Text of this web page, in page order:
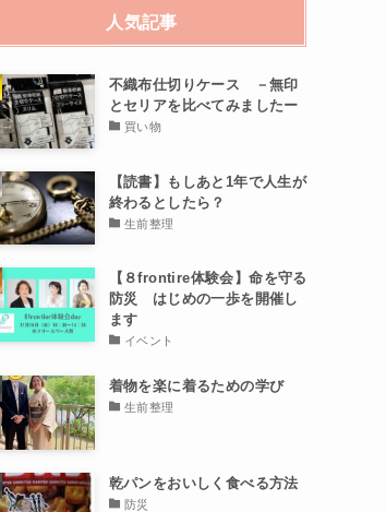
人気記事
不織布仕切りケース －無印
とセリアを比べてみましたー
買い物
【読書】もしあと1年で人生が
終わるとしたら？
生前整理
【８frontire体験会】命を守る
防災 はじめの一歩を開催し
ます
イベント
着物を楽に着るための学び
生前整理
乾パンをおいしく食べる方法
防災